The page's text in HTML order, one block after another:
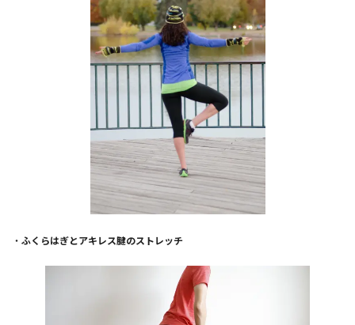
・ ふくらはぎとアキレス腱のストレッチ